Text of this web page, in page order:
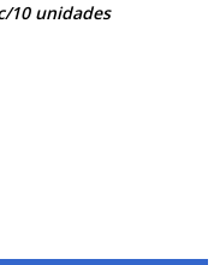
10 unidades